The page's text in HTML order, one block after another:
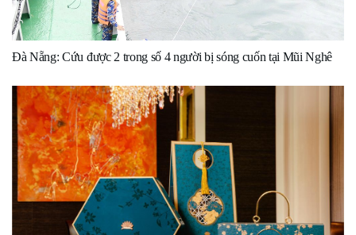
Đà Nẵng: Cứu được 2 trong số 4 người bị sóng cuốn tại Mũi Nghê